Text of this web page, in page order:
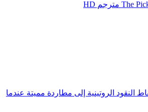
النقود الروتينية إلى مطاردة مميتة عندما